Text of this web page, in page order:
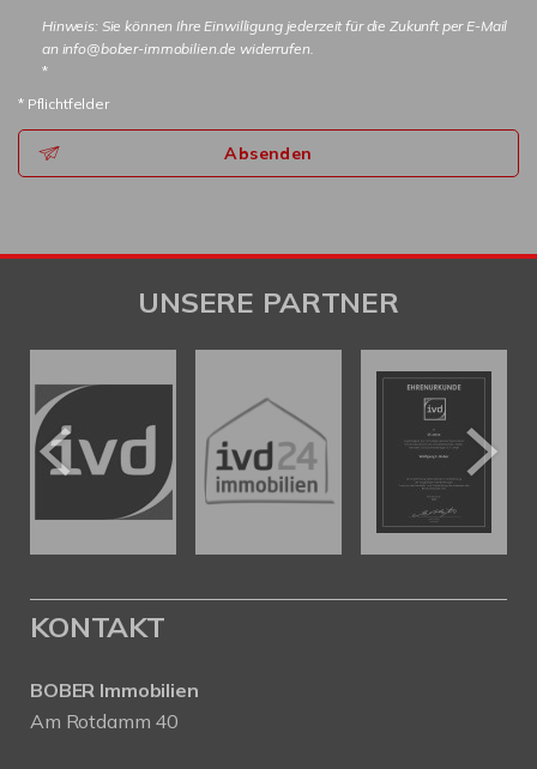
Hinweis: Sie können Ihre Einwilligung jederzeit für die Zukunft per E-Mail
an info@bober-immobilien.de widerrufen.
*
* Pflichtfelder
Absenden
UNSERE PARTNER
KONTAKT
BOBER Immobilien
Am Rotdamm 40